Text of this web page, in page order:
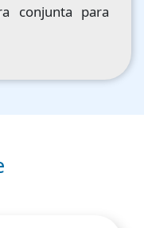
conjunta para